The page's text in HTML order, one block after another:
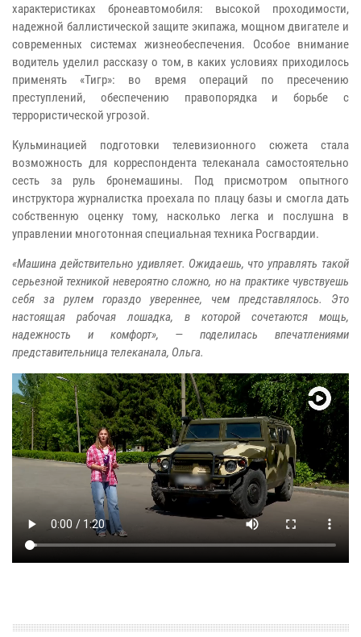
характеристиках бронеавтомобиля: высокой проходимости,
надежной баллистической защите экипажа, мощном двигателе и
современных системах жизнеобеспечения. Особое внимание
водитель уделил рассказу о том, в каких условиях приходилось
применять «Тигр»: во время операций по пресечению
преступлений, обеспечению правопорядка и борьбе с
террористической угрозой.
Кульминацией подготовки телевизионного сюжета стала
возможность для корреспондента телеканала самостоятельно
сесть за руль бронемашины. Под присмотром опытного
инструктора журналистка проехала по плацу базы и смогла дать
собственную оценку тому, насколько легка и послушна в
управлении многотонная специальная техника Росгвардии.
«Машина действительно удивляет. Ожидаешь, что управлять такой
серьезной техникой невероятно сложно, но на практике чувствуешь
себя за рулем гораздо увереннее, чем представлялось. Это
настоящая рабочая лошадка, в которой сочетаются мощь,
надежность и комфорт», — поделилась впечатлениями
представительница телеканала, Ольга.